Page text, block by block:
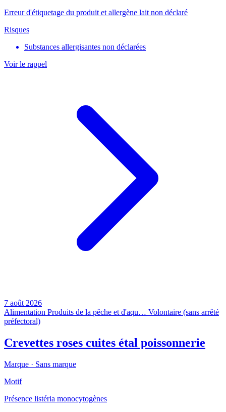
Erreur d'étiquetage du produit et allergène lait non déclaré
Risques
Substances allergisantes non déclarées
Voir le rappel
7 août 2026
Alimentation Produits de la pêche et d'aqu… Volontaire (sans arrêté
préfectoral)
Crevettes roses cuites étal poissonnerie
Marque · Sans marque
Motif
Présence listéria monocytogènes